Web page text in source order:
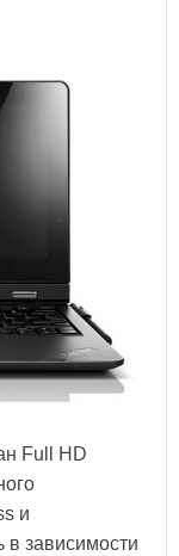
Full HD
и
зависимости